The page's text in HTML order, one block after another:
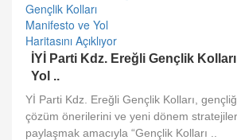
İYİ Parti Kdz. Ereğli Gençlik
Yol ..
Yİ Parti Kdz. Ereğli Gençlik Kolları,
çözüm önerilerini ve yeni dönem
paylaşmak amacıyla “Gençlik Kolları ..